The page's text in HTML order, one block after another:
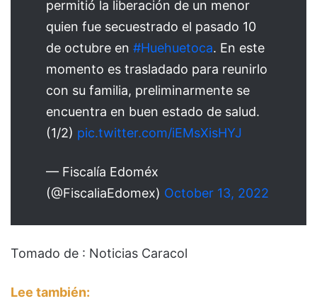
permitió la liberación de un menor
quien fue secuestrado el pasado 10
de octubre en #Huehuetoca. En este
momento es trasladado para reunirlo
con su familia, preliminarmente se
encuentra en buen estado de salud.
(1/2) pic.twitter.com/iEMsXisHYJ
— Fiscalía Edoméx
(@FiscaliaEdomex) October 13, 2022
Tomado de : Noticias Caracol
Lee también: